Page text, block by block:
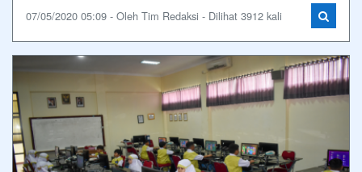
07/05/2020 05:09 - Oleh Tim Redaksi - Dilihat 3912 kali